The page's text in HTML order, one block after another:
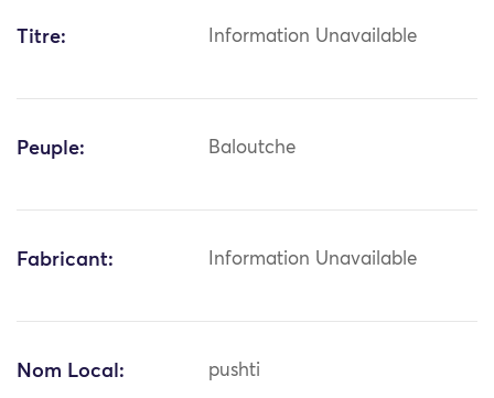
Titre: Information Unavailable
Peuple: Baloutche
Fabricant: Information Unavailable
Nom Local: pushti